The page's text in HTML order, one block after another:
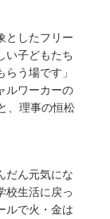
としたフリー
い子どもたち
う場です」
ルワーカーの
、理事の恒松
だん元気にな
校生活に戻っ
ルで火・金は